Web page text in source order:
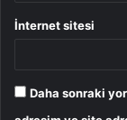
İnternet sitesi
Daha sonraki